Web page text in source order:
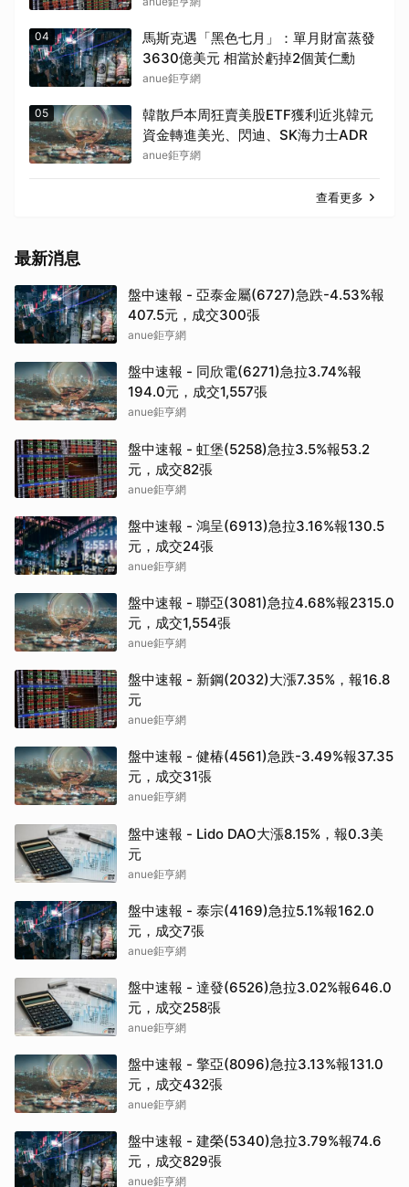
04
馬斯克遇「黑色七月」：單月財富蒸發
3630億美元 相當於虧掉2個黃仁勳
anue鉅亨網
05
韓散戶本周狂賣美股ETF獲利近兆韓元
資金轉進美光、閃迪、SK海力士ADR
anue鉅亨網
查看更多
最新消息
盤中速報 - 亞泰金屬(6727)急跌-4.53%報
407.5元，成交300張
anue鉅亨網
盤中速報 - 同欣電(6271)急拉3.74%報
194.0元，成交1,557張
anue鉅亨網
盤中速報 - 虹堡(5258)急拉3.5%報53.2
元，成交82張
anue鉅亨網
盤中速報 - 鴻呈(6913)急拉3.16%報130.5
元，成交24張
anue鉅亨網
盤中速報 - 聯亞(3081)急拉4.68%報2315.0
元，成交1,554張
anue鉅亨網
盤中速報 - 新鋼(2032)大漲7.35%，報16.8
元
anue鉅亨網
盤中速報 - 健椿(4561)急跌-3.49%報37.35
元，成交31張
anue鉅亨網
盤中速報 - Lido DAO大漲8.15%，報0.3美
元
anue鉅亨網
盤中速報 - 泰宗(4169)急拉5.1%報162.0
元，成交7張
anue鉅亨網
盤中速報 - 達發(6526)急拉3.02%報646.0
元，成交258張
anue鉅亨網
盤中速報 - 擎亞(8096)急拉3.13%報131.0
元，成交432張
anue鉅亨網
盤中速報 - 建榮(5340)急拉3.79%報74.6
元，成交829張
anue鉅亨網